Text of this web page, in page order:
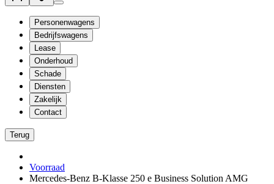
Personenwagens
Bedrijfswagens
Lease
Onderhoud
Schade
Diensten
Zakelijk
Contact
Terug
Voorraad
Mercedes-Benz B-Klasse 250 e Business Solution AMG